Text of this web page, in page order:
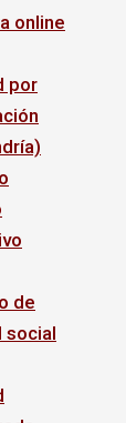
online
por
de
social